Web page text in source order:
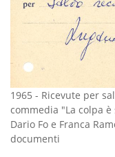
1965 - Ricevute per
commedia "La colpa
Dario Fo e Franca
documenti